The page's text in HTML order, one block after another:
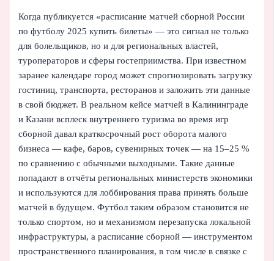
Когда публикуется «расписание матчей сборной России
по футболу 2025 купить билеты» — это сигнал не только
для болельщиков, но и для региональных властей,
туроператоров и сферы гостеприимства. При известном
заранее календаре город может спрогнозировать загрузку
гостиниц, транспорта, ресторанов и заложить эти данные
в свой бюджет. В реальном кейсе матчей в Калининграде
и Казани всплеск внутреннего туризма во время игр
сборной давал краткосрочный рост оборота малого
бизнеса — кафе, баров, сувенирных точек — на 15–25 %
по сравнению с обычными выходными. Такие данные
попадают в отчёты региональных министерств экономики
и используются для лоббирования права принять больше
матчей в будущем. Футбол таким образом становится не
только спортом, но и механизмом перезапуска локальной
инфраструктуры, а расписание сборной — инструментом
пространственного планирования, в том числе в связке с